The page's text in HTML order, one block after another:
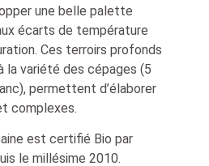
une belle palette
écarts de température
Ces terroirs profonds
la variété des cépages (5
permettent d’élaborer
complexes.
est certifié Bio par
le millésime 2010.